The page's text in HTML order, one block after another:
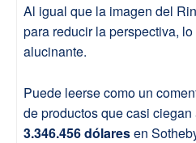
Al igual que la imagen del
para reducir la perspectiva,
alucinante.
Puede leerse como un
de productos que casi
3.346.456 dólaresen